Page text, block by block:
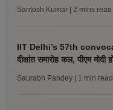
Santosh Kumar | 2 mins read
IIT Delhi’s 57th
दीक्षांत समारोह कल, पीएम मोदी
Saurabh Pandey | 1 min read